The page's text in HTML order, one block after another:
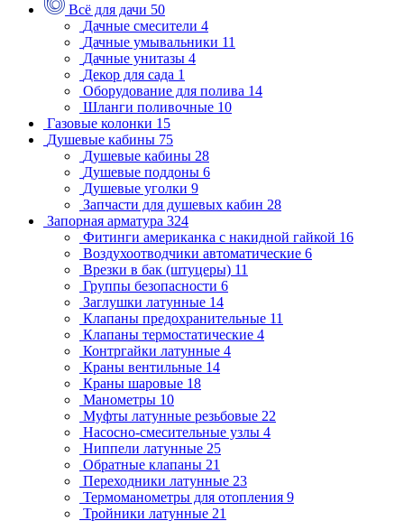
Всё для дачи 50
Дачные смесители 4
Дачные умывальники 11
Дачные унитазы 4
Декор для сада 1
Оборудование для полива 14
Шланги поливочные 10
Газовые колонки 15
Душевые кабины 75
Душевые кабины 28
Душевые поддоны 6
Душевые уголки 9
Запчасти для душевых кабин 28
Запорная арматура 324
Фитинги американка с накидной гайкой 16
Воздухоотводчики автоматические 6
Врезки в бак (штуцеры) 11
Группы безопасности 6
Заглушки латунные 14
Клапаны предохранительные 11
Клапаны термостатические 4
Контргайки латунные 4
Краны вентильные 14
Краны шаровые 18
Манометры 10
Муфты латунные резьбовые 22
Насосно-смесительные узлы 4
Ниппели латунные 25
Обратные клапаны 21
Переходники латунные 23
Термоманометры для отопления 9
Тройники латунные 21